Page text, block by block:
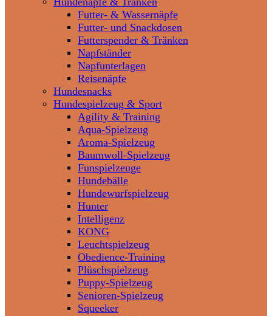
Futter- & Wassernäpfe
Futter- und Snackdosen
Futterspender & Tränken
Napfständer
Napfunterlagen
Reisenäpfe
Hundesnacks
Hundespielzeug & Sport
Agility & Training
Aqua-Spielzeug
Aroma-Spielzeug
Baumwoll-Spielzeug
Funspielzeuge
Hundebälle
Hundewurfspielzeug
Hunter
Intelligenz
KONG
Leuchtspielzeug
Obedience-Training
Plüschspielzeug
Puppy-Spielzeug
Senioren-Spielzeug
Squeeker